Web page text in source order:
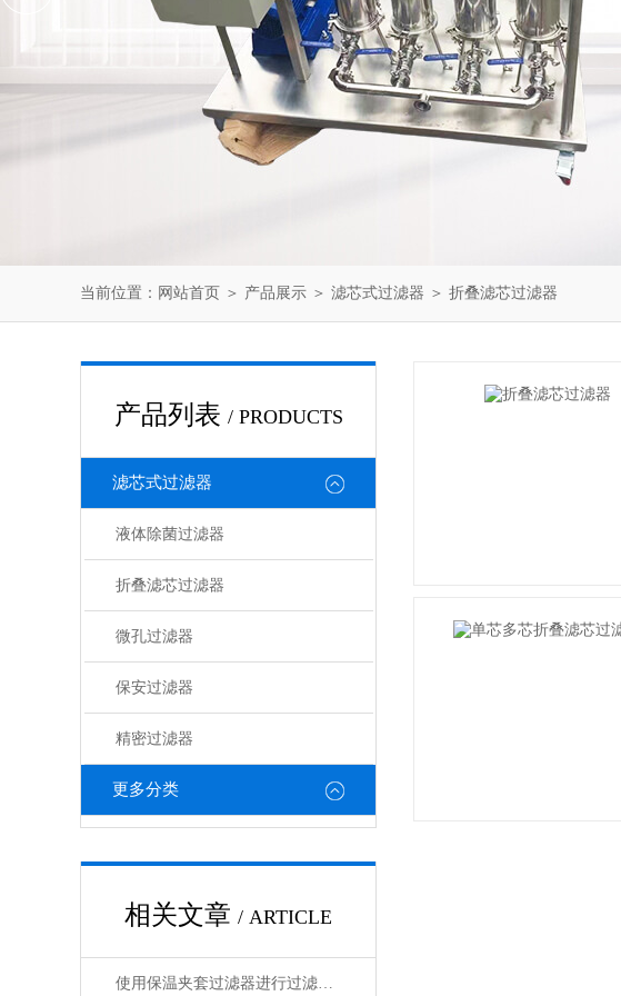
当前位置： 网站首页 ＞ 产品展示 ＞ 滤芯式过滤器 ＞ 折叠滤芯过滤器
产品列表 / PRODUCTS
滤芯式过滤器
液体除菌过滤器
折叠滤芯过滤器
微孔过滤器
保安过滤器
精密过滤器
更多分类
相关文章 / ARTICLE
使用保温夹套过滤器进行过滤是大势所趋